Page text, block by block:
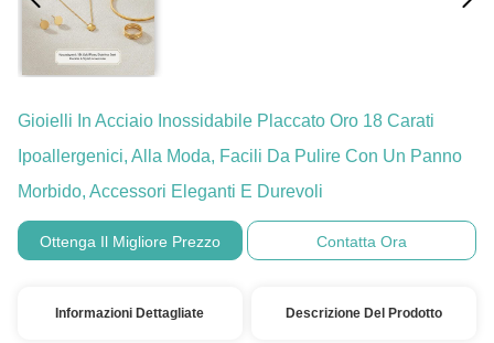
Gioielli In Acciaio Inossidabile Placcato Oro 18 Carati
Ipoallergenici, Alla Moda, Facili Da Pulire Con Un Panno
Morbido, Accessori Eleganti E Durevoli
Ottenga Il Migliore Prezzo Contatta Ora
Informazioni Dettagliate Descrizione Del Prodotto